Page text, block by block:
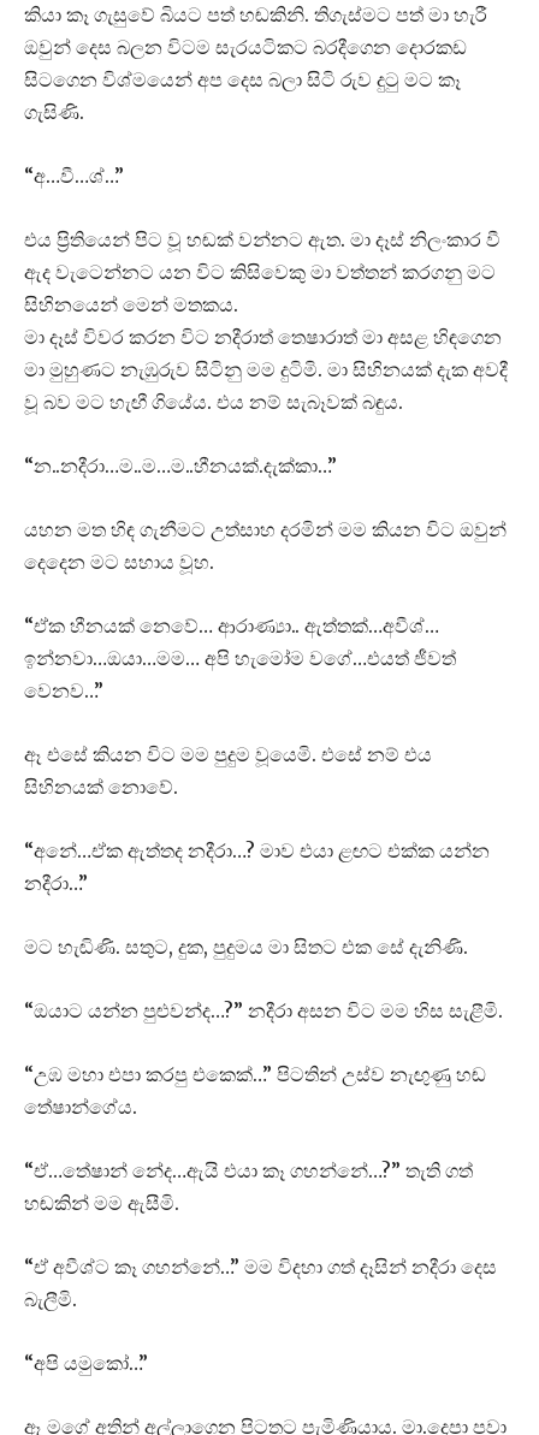
කියා කෑ ගැසුවේ බියට පත් හඬකිනි. තිගැස්මට පත් මා හැරී
ඔවුන් දෙස බලන විටම සැරයටිකට බරදීගෙන දොරකඩ
සිටගෙන විශ්මයෙන් අප දෙස බලා සිටි රුව දුටු මට කෑ
ගැසිණි.
“අ…වී…ශ්…”
එය ප්‍රිතියෙන් පිට වූ හඬක් වන්නට ඇත. මා දෑස් නිලංකාර වී
ඇද වැටෙන්නට යන විට කිසිවෙකු මා වත්තන් කරගනු මට
සිහිනයෙන් මෙන් මතකය.
මා දෑස් විවර කරන විට නදීරාත් තෙෂාරාත් මා අසළ හිඳගෙන
මා මුහුණට නැඹුරුව සිටිනු මම දුටිමි. මා සිහිනයක් දැක අවදී
වූ බව මට හැඟී ගියේය. එය නම් සැබෑවක් බඳුය.
“න..නදීරා…ම..ම…ම..හීනයක්.දැක්කා…”
යහන මත හිඳ ගැනීමට උත්සාහ දරමින් මම කියන විට ඔවුන්
දෙදෙන මට සහාය වූහ.
“ඒක හීනයක් නෙවේ… ආරාණ්‍යා.. ඇත්තක්…අවීශ්…
ඉන්නවා…ඔයා…මම… අපි හැමෝම වගේ…එයත් ජීවත්
වෙනව…”
ඈ එසේ කියන විට මම පුදුම වූයෙමි. එසේ නම් එය
සිහිනයක් නොවේ.
“අනේ…ඒක ඇත්තද නදීරා…? මාව එයා ළඟට එක්ක යන්න
නදීරා…”
මට හැඬිණි. සතුට, දුක, පුදුමය මා සිතට එක සේ දැනිණි.
“ඔයාට යන්න පුළුවන්ද…?” නදීරා අසන විට මම හිස සැළීමි.
“උඹ මහා එපා කරපු එකෙක්…” පිටතින් උස්ව නැඟුණු හඬ
තේෂාන්ගේය.
“ඒ…තේෂාන් නේද…ඇයි එයා කෑ ගහන්නේ…?” තැති ගත්
හඬකින් මම ඇසීමි.
“ඒ අවීශ්ට කෑ ගහන්නේ…” මම විදහා ගත් දෑසින් නදීරා දෙස
බැලීමි.
“අපි යමුකෝ…”
ඈ මගේ අතින් අල්ලාගෙන පිටතට පැමිණියාය. මා.දෙපා පවා